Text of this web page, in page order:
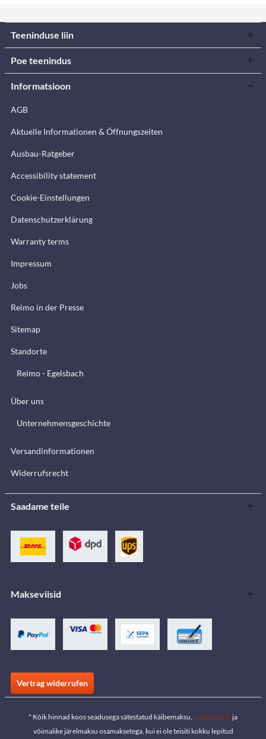
Teeninduse liin
Poe teenindus
Informatsioon
AGB
Aktuelle Informationen & Öffnungszeiten
Ausbau-Ratgeber
Accessibility statement
Cookie-Einstellungen
Datenschutzerklärung
Warranty terms
Impressum
Jobs
Reimo in der Presse
Sitemap
Standorte
Reimo - Egelsbach
Über uns
Unternehmensgeschichte
Versandinformationen
Widerrufsrecht
Saadame teile
Makseviisid
Vertrag widerrufen
* Kõik hinnad koos seadusega sätestatud käibemaksu, saatekulude ja
võimalike järelmaksu osamaksetega, kui ei ole teisiti kokku lepitud